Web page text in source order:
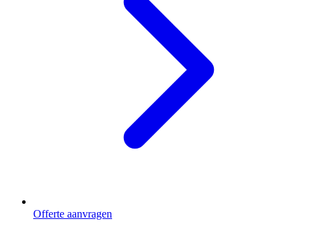
Offerte aanvragen